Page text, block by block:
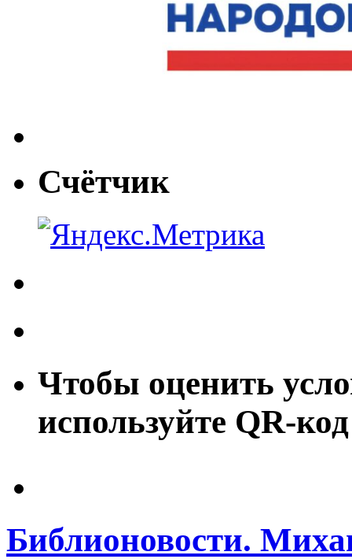
Счётчик
Чтобы оценить
используйте QR-код
Библионовости.